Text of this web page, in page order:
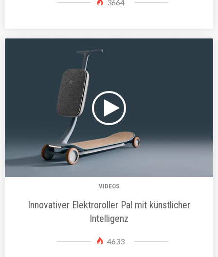
3664
VIDEOS
Innovativer Elektroroller Pal mit künstlicher
Intelligenz
4633